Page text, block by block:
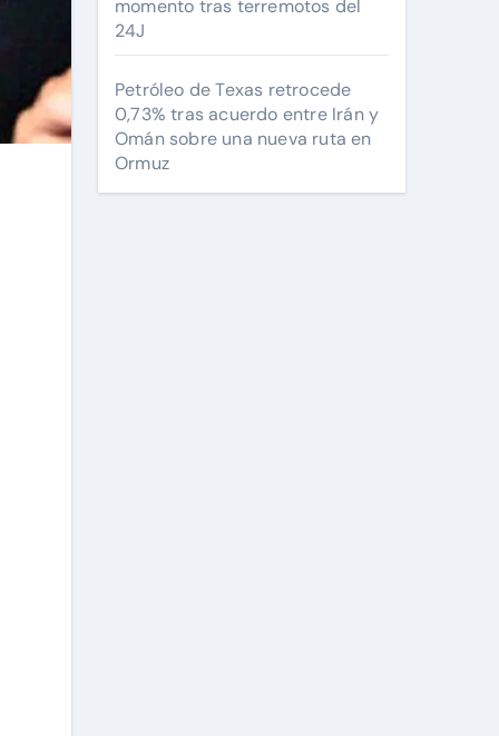
momento tras terremotos del
24J
Petróleo de Texas retrocede
0,73% tras acuerdo entre Irán y
Omán sobre una nueva ruta en
Ormuz